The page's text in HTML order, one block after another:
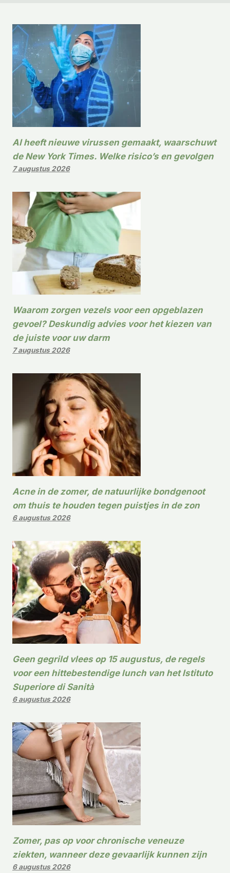
AI heeft nieuwe virussen gemaakt, waarschuwt
de New York Times. Welke risico’s en gevolgen
7 augustus 2026
Waarom zorgen vezels voor een opgeblazen
gevoel? Deskundig advies voor het kiezen van
de juiste voor uw darm
7 augustus 2026
Acne in de zomer, de natuurlijke bondgenoot
om thuis te houden tegen puistjes in de zon
6 augustus 2026
Geen gegrild vlees op 15 augustus, de regels
voor een hittebestendige lunch van het Istituto
Superiore di Sanità
6 augustus 2026
Zomer, pas op voor chronische veneuze
ziekten, wanneer deze gevaarlijk kunnen zijn
6 augustus 2026